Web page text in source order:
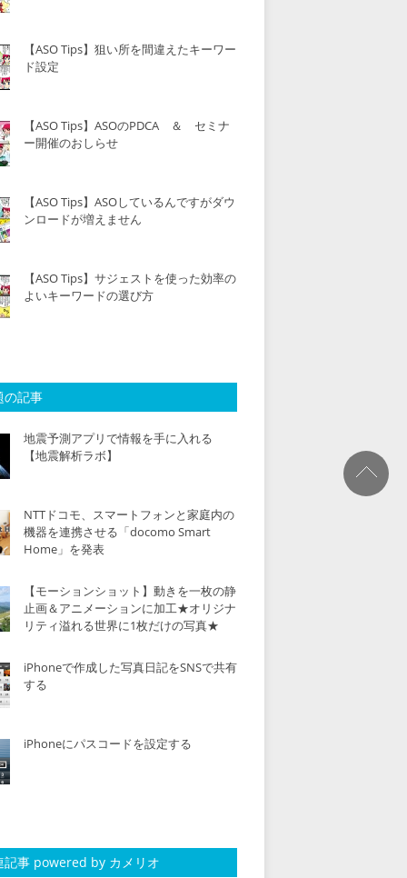
【ASO Tips】狙い所を間違えたキーワー
ド設定
【ASO Tips】ASOのPDCA ＆ セミナ
ー開催のおしらせ
【ASO Tips】ASOしているんですがダウ
ンロードが増えません
【ASO Tips】サジェストを使った効率の
よいキーワードの選び方
の記事
地震予測アプリで情報を手に入れる
【地震解析ラボ】
NTTドコモ、スマートフォンと家庭内の
機器を連携させる「docomo Smart
Home」を発表
【モーションショット】動きを一枚の静
止画＆アニメーションに加工★オリジナ
リティ溢れる世界に1枚だけの写真★
iPhoneで作成した写真日記をSNSで共有
する
iPhoneにパスコードを設定する
記事 powered by カメリオ